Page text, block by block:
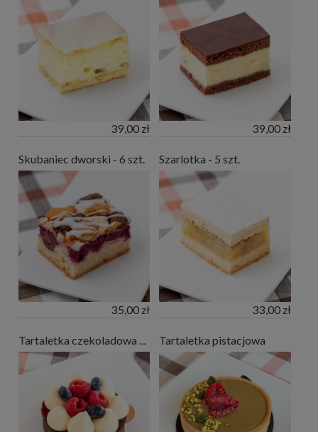
39,00 zł 39,00 zł
Skubaniec dworski - 6 szt.
35,00 zł
Szarlotka - 5 szt.
33,00 zł
Tartaletka czekoladowa z malinami Tartaletka pistacjowa